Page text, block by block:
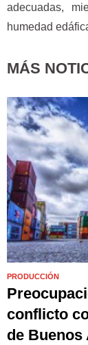
adecuadas,
humedad
MÁS
PRODUCCIÓN
conflicto
de Buenos